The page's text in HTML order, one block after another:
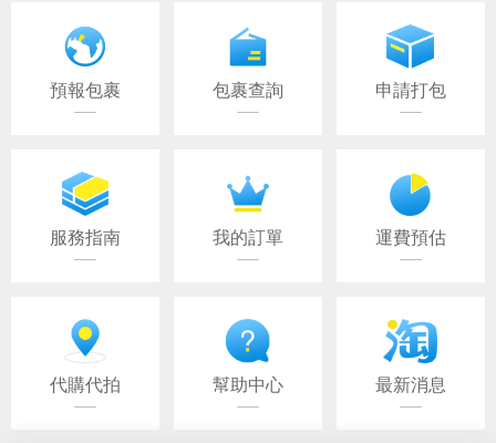
預報包裹 包裹查詢 申請打包
服務指南 我的訂單 運費預估
代購代拍 幫助中心 最新消息